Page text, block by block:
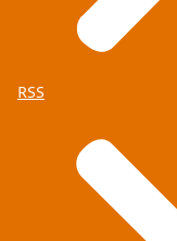
RSS